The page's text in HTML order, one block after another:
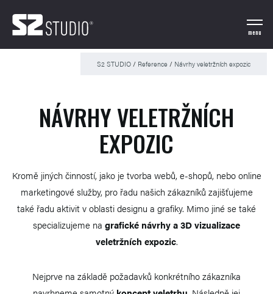
menu
S2 STUDIO / Reference / Návrhy veletržních expozic
NÁVRHY VELETRŽNÍCH
EXPOZIC
Kromě jiných činností, jako je tvorba webů, e-shopů, nebo online
marketingové služby, pro řadu našich zákazníků zajišťujeme
také řadu aktivit v oblasti designu a grafiky. Mimo jiné se také
specializujeme na grafické návrhy a 3D vizualizace
veletržních expozic.
Nejprve na základě požadavků konkrétního zákazníka